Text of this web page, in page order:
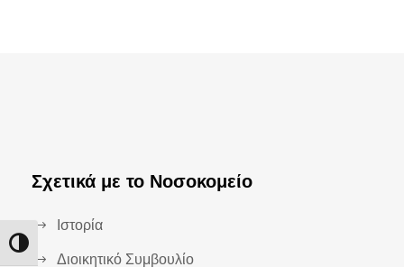
Εναλλαγή Υψηλής Αντίθεσης
Σχετικά με το Νοσοκομείο
Ιστορία
Διοικητικό Συμβουλίο